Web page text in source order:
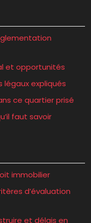
et opportunités
légaux expliqués
ce quartier prisé
faut savoir
immobilier
d’évaluation
et délais en